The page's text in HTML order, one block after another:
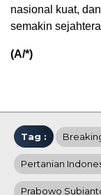
nasional kuat,
semakin
(A/*)
Tag :
Pertanian
Prabowo